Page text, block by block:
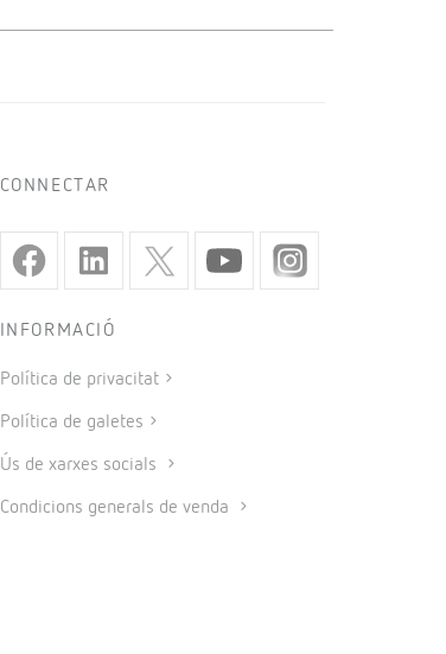
CONNECTAR
INFORMACIÓ
Política de privacitat
Política de galetes
Ús de xarxes socials
Condicions generals de venda